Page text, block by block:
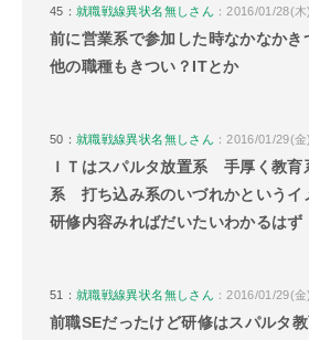
45：就職戦線異状名無しさん ：2016/01/28(
前に営業系で参加した時なかなかき
他の職種もきつい？ITとか
50：就職戦線異状名無しさん ：2016/01/29(
ＩＴはスパルタ放置系 手厚く教
系 打ち込み系のいづれかというイ
研修内容みればだいたいわかるはず
51：就職戦線異状名無しさん ：2016/01/29(
前職SEだったけど研修はスパルタ